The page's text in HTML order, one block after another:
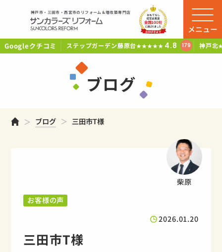
神戸市・三田市・西宮市のリフォーム＆増改築専門店
Googleクチコミ ステップガーデン藤原台★★★★★ 4.8 179 神戸北
メニュー
ブログ
ホームブログ 三田市T様
柴原
お客様の声
2026.01.20
三田市T様